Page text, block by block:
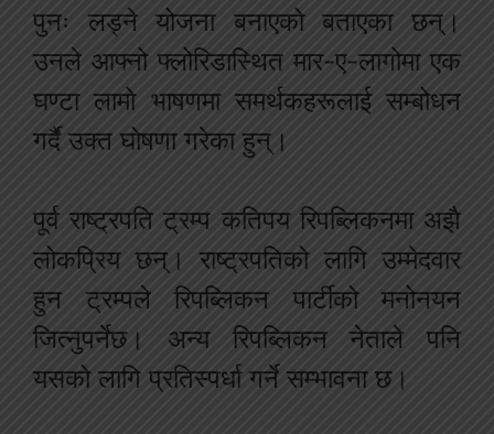
पुनः लड्ने योजना बनाएको बताएका छन्।
उनले आफ्नो फ्लोरिडास्थित मार-ए-लागोमा एक
घण्टा लामो भाषणमा समर्थकहरूलाई सम्बोधन
गर्दै उक्त घोषणा गरेका हुन्।
पूर्व राष्ट्रपति ट्रम्प कतिपय रिपब्लिकनमा अझै
लोकप्रिय छन्। राष्ट्रपतिको लागि उम्मेदवार
हुन ट्रम्पले रिपब्लिकन पार्टीको मनोनयन
जित्नुपर्नेछ। अन्य रिपब्लिकन नेताले पनि
यसको लागि प्रतिस्पर्धा गर्ने सम्भावना छ।